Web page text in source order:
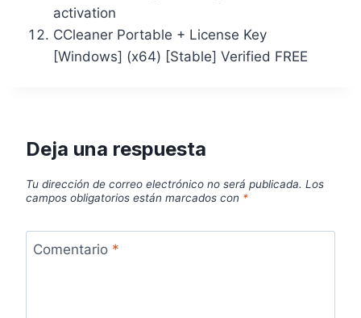
activation
CCleaner Portable + License Key
[Windows] (x64) [Stable] Verified FREE
Deja una respuesta
Tu dirección de correo electrónico no será publicada. Los
campos obligatorios están marcados con *
Comentario *